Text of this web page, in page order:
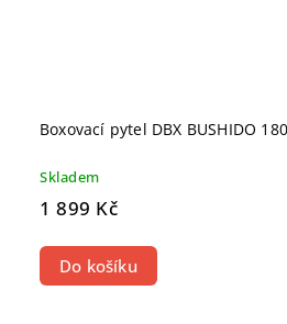
Boxovací pytel DBX BUSHIDO
Skladem
1 899 Kč
Do košíku